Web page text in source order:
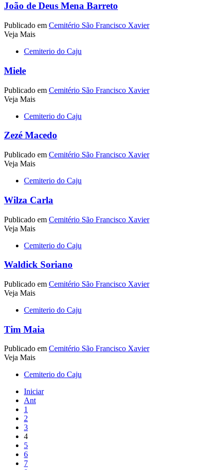
João de Deus Mena Barreto
Publicado em Cemitério São Francisco Xavier
Veja Mais
Cemiterio do Caju
Miele
Publicado em Cemitério São Francisco Xavier
Veja Mais
Cemiterio do Caju
Zezé Macedo
Publicado em Cemitério São Francisco Xavier
Veja Mais
Cemiterio do Caju
Wilza Carla
Publicado em Cemitério São Francisco Xavier
Veja Mais
Cemiterio do Caju
Waldick Soriano
Publicado em Cemitério São Francisco Xavier
Veja Mais
Cemiterio do Caju
Tim Maia
Publicado em Cemitério São Francisco Xavier
Veja Mais
Cemiterio do Caju
Iniciar
Ant
1
2
3
4
5
6
7